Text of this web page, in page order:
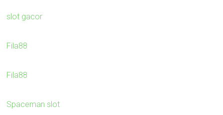
slot gacor
Fila88
Fila88
Spaceman slot